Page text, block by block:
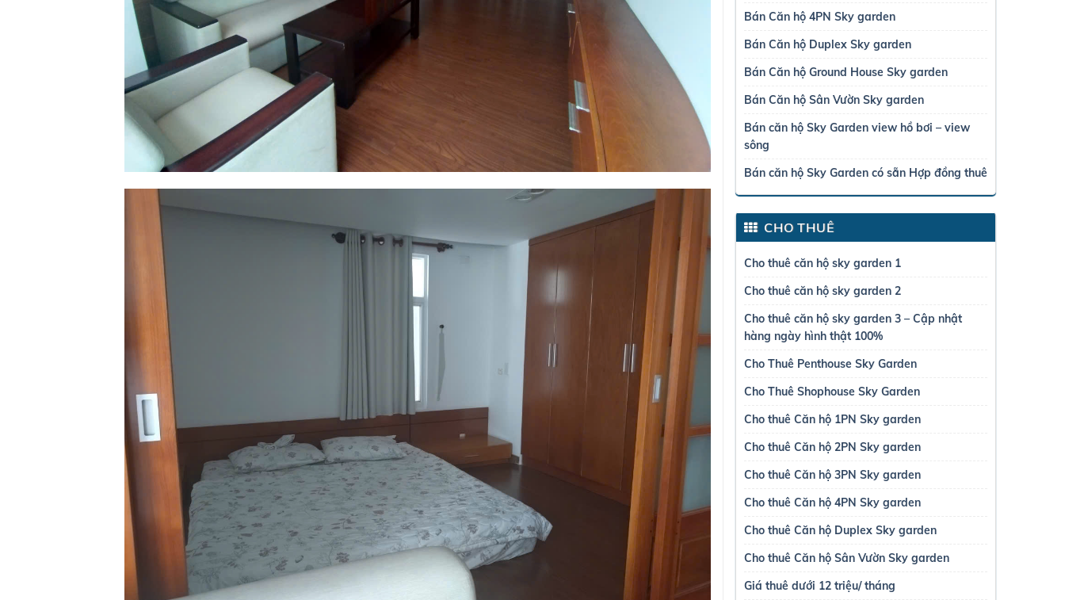
Bán Căn hộ 4PN Sky garden
Bán Căn hộ Duplex Sky garden
Bán Căn hộ Ground House Sky garden
Bán Căn hộ Sân Vườn Sky garden
Bán căn hộ Sky Garden view hồ bơi – view
sông
Bán căn hộ Sky Garden có sẵn Hợp đồng thuê
CHO THUÊ
Cho thuê căn hộ sky garden 1
Cho thuê căn hộ sky garden 2
Cho thuê căn hộ sky garden 3 – Cập nhật
hàng ngày hình thật 100%
Cho Thuê Penthouse Sky Garden
Cho Thuê Shophouse Sky Garden
Cho thuê Căn hộ 1PN Sky garden
Cho thuê Căn hộ 2PN Sky garden
Cho thuê Căn hộ 3PN Sky garden
Cho thuê Căn hộ 4PN Sky garden
Cho thuê Căn hộ Duplex Sky garden
Cho thuê Căn hộ Sân Vườn Sky garden
Giá thuê dưới 12 triệu/ tháng